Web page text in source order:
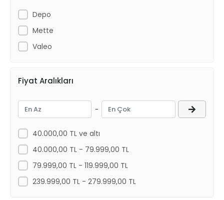
Depo
Mette
Valeo
Fiyat Aralıkları
-
40.000,00 TL ve altı
40.000,00 TL - 79.999,00 TL
79.999,00 TL - 119.999,00 TL
239.999,00 TL - 279.999,00 TL